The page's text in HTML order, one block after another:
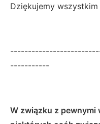
Dziękujemy
-----------
W związku z